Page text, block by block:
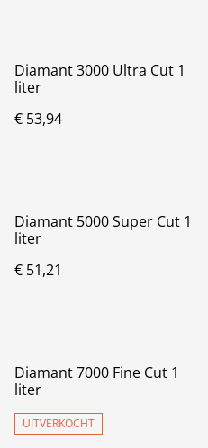
Diamant 3000 Ultra Cut 1
liter
€ 53,94
Diamant 5000 Super Cut 1
liter
€ 51,21
Diamant 7000 Fine Cut 1
liter
UITVERKOCHT